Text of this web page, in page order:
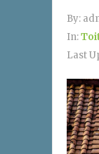
By:
In:
Last